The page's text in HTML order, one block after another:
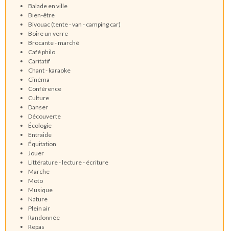
Balade en ville
Bien-être
Bivouac (tente - van - camping car)
Boire un verre
Brocante - marché
Café philo
Caritatif
Chant - karaoke
Cinéma
Conférence
Culture
Danser
Découverte
Écologie
Entraide
Équitation
Jouer
Littérature - lecture - écriture
Marche
Moto
Musique
Nature
Plein air
Randonnée
Repas